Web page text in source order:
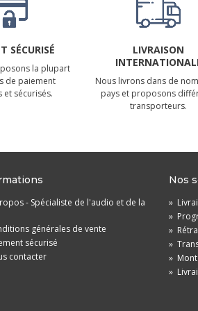
SÉCURISÉ
la plupart
de paiement
sécurisés.
LIVRAISON
Nous livrons dans de
pays et proposons
transporteurs.
- Spécialiste de l'audio et de la
générales de vente
sécurisé
contacter
Nos
»
»
»
»
»
»